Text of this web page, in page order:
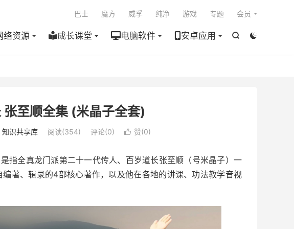


络资源 成长课堂 电脑软件 安卓应用
巴士 魔方 威孚 纯净 游戏 专题 会员
张至顺全集 (米晶子全套)
知识共享库 阅读(354) 评论(0)  赞(0)
指全真龙门派第二十一代传人、百岁道长张至顺（号米晶子）一
著、辑录的4部核心著作，以及他在各地的讲课、功法教学音视